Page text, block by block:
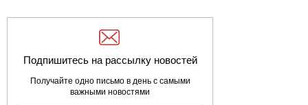
Подпишитесь на рассылку новостей
Получайте одно письмо в день с самыми
важными новостями